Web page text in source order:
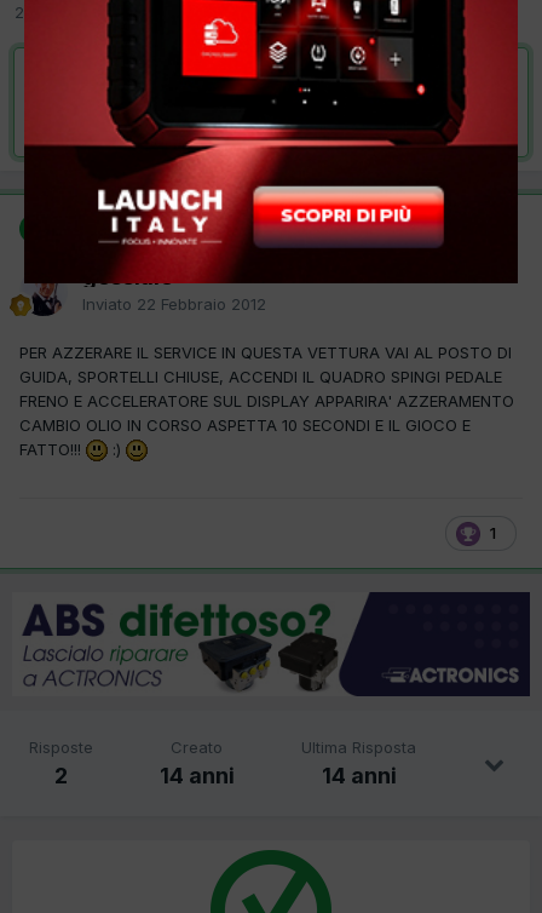
22 Febbraio 2012
VAI ALLA SOLUZIONE
Risolta da gessiale,22 Febbraio 2012
SOLUZIONE
Inviato 22 Febbraio 2012
PER AZZERARE IL SERVICE IN QUESTA VETTURA VAI AL POSTO DI
GUIDA, SPORTELLI CHIUSE, ACCENDI IL QUADRO SPINGI PEDALE
FRENO E ACCELERATORE SUL DISPLAY APPARIRA' AZZERAMENTO
CAMBIO OLIO IN CORSO ASPETTA 10 SECONDI E IL GIOCO E
FATTO!!!
:)
1
Risposte
2
Creato
14 anni
Ultima Risposta
14 anni